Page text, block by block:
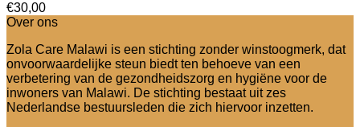
€30,00
Over ons
Zola Care Malawi is een stichting zonder winstoogmerk, dat
onvoorwaardelijke steun biedt ten behoeve van een
verbetering van de gezondheidszorg en hygiëne voor de
inwoners van Malawi. De stichting bestaat uit zes
Nederlandse bestuursleden die zich hiervoor inzetten.